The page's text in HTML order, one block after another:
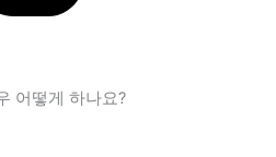
어떻게 하나요?